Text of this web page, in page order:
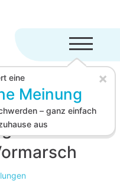
Menü
eine
Meinung
– ganz einfach
aus
×
im